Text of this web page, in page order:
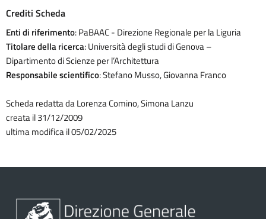
Crediti Scheda
Enti di riferimento: PaBAAC - Direzione Regionale per la Liguria
Titolare della ricerca: Università degli studi di Genova –
Dipartimento di Scienze per l’Architettura
Responsabile scientifico: Stefano Musso, Giovanna Franco
Scheda redatta da Lorenza Comino, Simona Lanzu
creata il 31/12/2009
ultima modifica il 05/02/2025